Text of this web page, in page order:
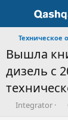
Техническое
Вышла
дизель с
А
Integrator